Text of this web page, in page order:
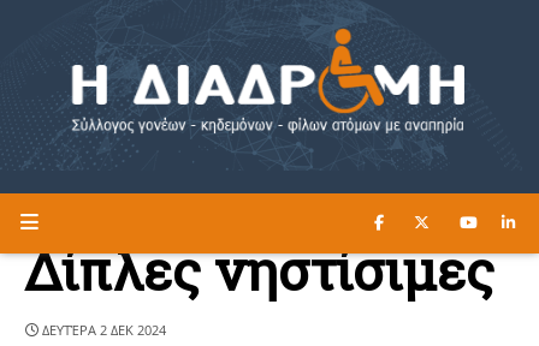
Η ΔΙΑΔΡΟΜΗ ΔΙΑΒΑΣΤΕ ΕΔΩ ►
Δίπλες νηστίσιμες
ΔΕΥΤΈΡΑ 2 ΔΕΚ 2024